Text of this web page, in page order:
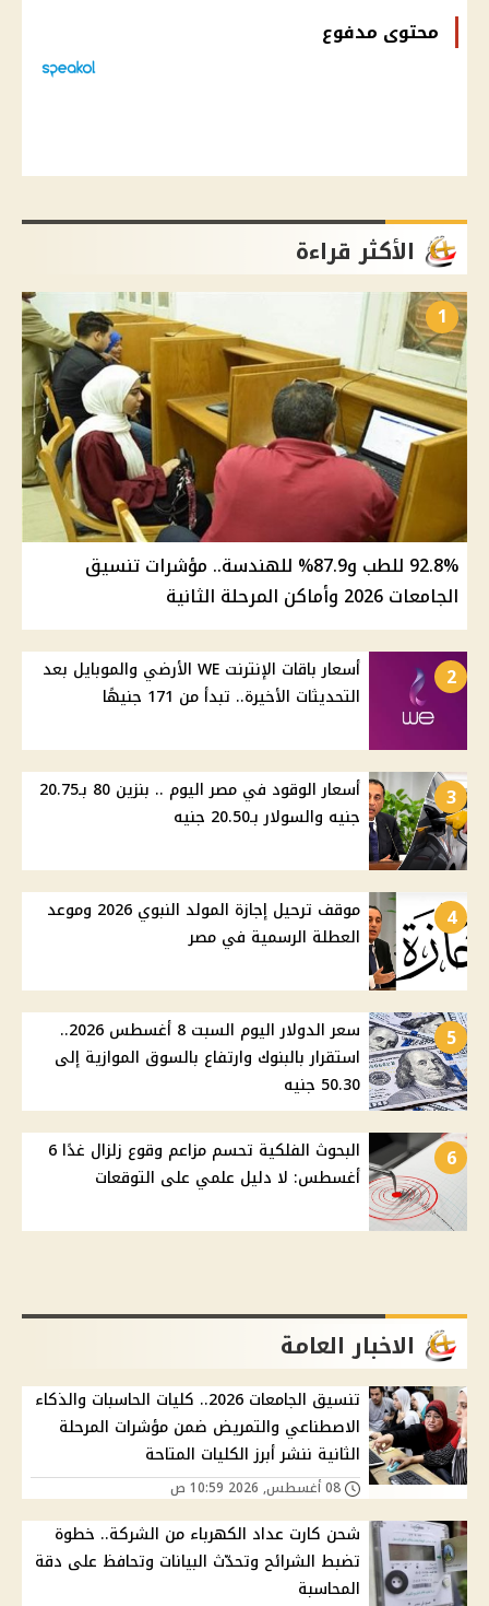
محتوى مدفوع
الأكثر قراءة
1
92.8% للطب و87.9% للهندسة.. مؤشرات تنسيق
الجامعات 2026 وأماكن المرحلة الثانية
2
أسعار باقات الإنترنت WE الأرضي والموبايل بعد
التحديثات الأخيرة.. تبدأ من 171 جنيهًا
3
أسعار الوقود في مصر اليوم .. بنزين 80 بـ20.75
جنيه والسولار بـ20.50 جنيه
4
موقف ترحيل إجازة المولد النبوي 2026 وموعد
العطلة الرسمية في مصر
5
سعر الدولار اليوم السبت 8 أغسطس 2026..
استقرار بالبنوك وارتفاع بالسوق الموازية إلى
50.30 جنيه
6
البحوث الفلكية تحسم مزاعم وقوع زلزال غدًا 6
أغسطس: لا دليل علمي على التوقعات
الاخبار العامة
تنسيق الجامعات 2026.. كليات الحاسبات والذكاء
الاصطناعي والتمريض ضمن مؤشرات المرحلة
الثانية ننشر أبرز الكليات المتاحة
شحن كارت عداد الكهرباء من الشركة.. خطوة
تضبط الشرائح وتحدّث البيانات وتحافظ على دقة
المحاسبة